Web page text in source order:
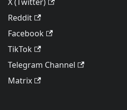
X (Twitter)
Reddit
Facebook
TikTok
Telegram Channel
Matrix